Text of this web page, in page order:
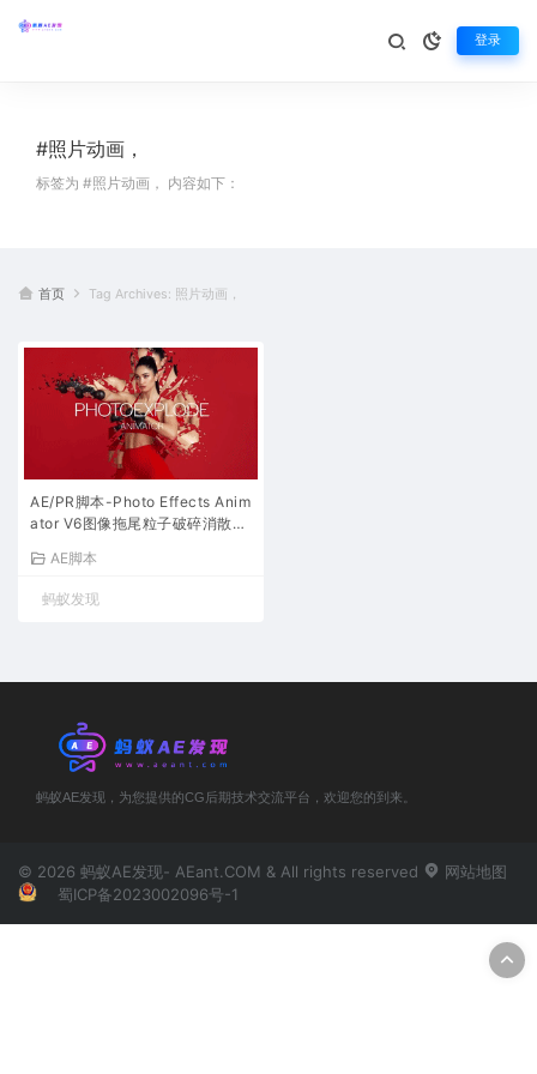
登录
#照片动画，
标签为 #照片动画， 内容如下：
首页 Tag Archives: 照片动画，
AE/PR脚本-Photo Effects Anim
ator V6图像拖尾粒子破碎消散汇
AE脚本
蚂蚁发现
蚂蚁AE发现，为您提供的CG后期技术交流平台，欢迎您的到来。
© 2026 蚂蚁AE发现- AEant.COM & All rights reserved
网站地图
蜀ICP备2023002096号-1